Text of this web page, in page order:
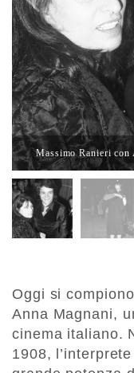
Massimo Ranieri con
Oggi si
Anna Magnani,
cinema italiano.
1908,